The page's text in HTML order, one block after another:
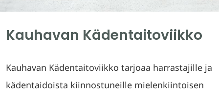
Kauhavan Kädentaitoviikko
Kauhavan Kädentaitoviikko tarjoaa harrastajille ja
kädentaidoista kiinnostuneille mielenkiintoisen